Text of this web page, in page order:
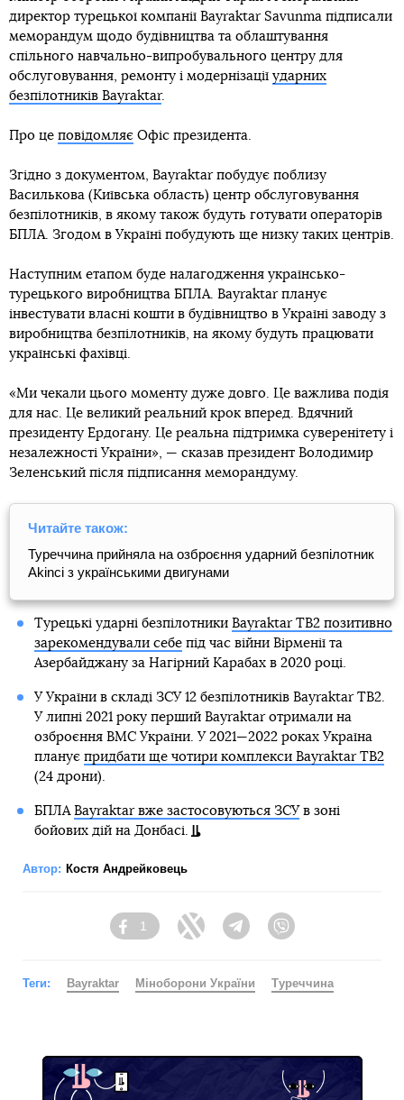
директор турецької компанії Bayraktar Savunma підписали
меморандум щодо будівництва та облаштування
спільного навчально-випробувального центру для
обслуговування, ремонту і модернізації ударних
безпілотників Bayraktar.
Про це повідомляє Офіс президента.
Згідно з документом, Bayraktar побудує поблизу
Василькова (Київська область) центр обслуговування
безпілотників, в якому також будуть готувати операторів
БПЛА. Згодом в Україні побудують ще низку таких центрів.
Наступним етапом буде налагодження українсько-
турецького виробництва БПЛА. Bayraktar планує
інвестувати власні кошти в будівництво в Україні заводу з
виробництва безпілотників, на якому будуть працювати
українські фахівці.
«Ми чекали цього моменту дуже довго. Це важлива подія
для нас. Це великий реальний крок вперед. Вдячний
президенту Ердогану. Це реальна підтримка суверенітету і
незалежності України», — сказав президент Володимир
Зеленський після підписання меморандуму.
Читайте також:
Туреччина прийняла на озброєння ударний безпілотник
Akinci з українськими двигунами
Турецькі ударні безпілотники Bayraktar TB2 позитивно
зарекомендували себепід час війни Вірменії та
Азербайджану за Нагірний Карабах в 2020 році.
У України в складі ЗСУ 12 безпілотників Bayraktar TB2.
У липні 2021 року перший Bayraktar отримали на
озброєння ВМС України. У 2021—2022 роках Україна
планує придбати ще чотири комплекси Bayraktar TB2
(24 дрони).
БПЛА Bayraktar вже застосовуються ЗСУв зоні
бойових дій на Донбасі.
Автор: Костя Андрейковець
Facebook
1
Twitter TelegramViber
Теги: Bayraktar Міноборони України Туреччина